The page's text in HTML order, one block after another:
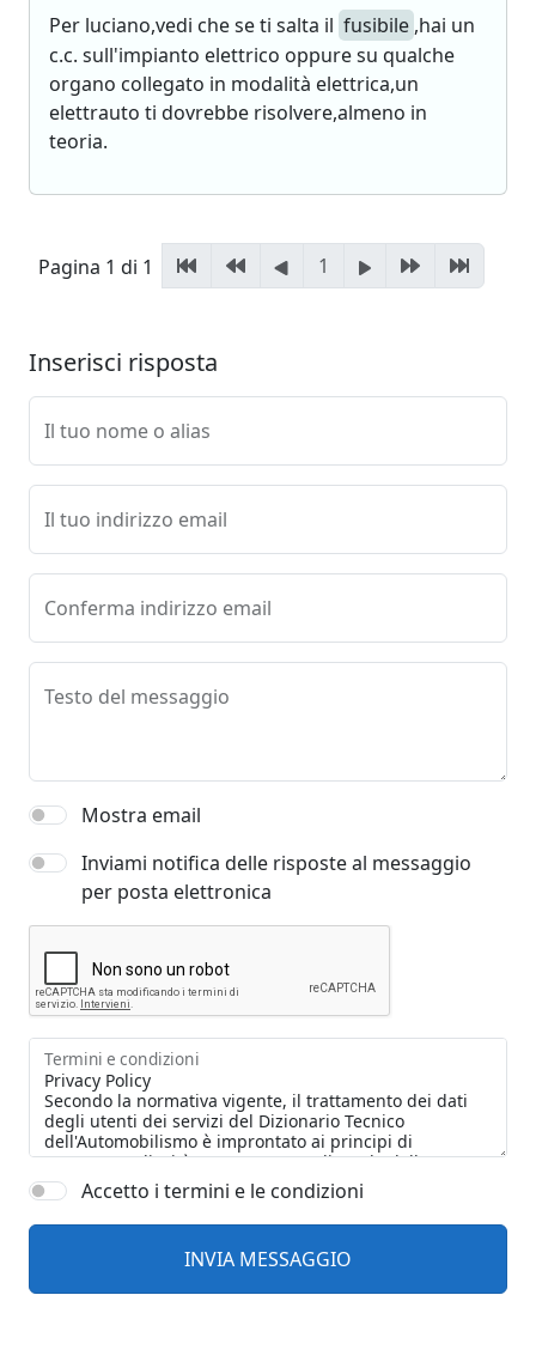
Per luciano,vedi che se ti salta il fusibile ,hai un
c.c. sull'impianto elettrico oppure su qualche
organo collegato in modalità elettrica,un
elettrauto ti dovrebbe risolvere,almeno in
teoria.
Pagina 1 di 1 1
Inserisci risposta
Il tuo nome o alias
Il tuo indirizzo email
Conferma indirizzo email
Testo del messaggio
Mostra email
Inviami notifica delle risposte al messaggio
per posta elettronica
Termini e condizioni
Accetto i termini e le condizioni